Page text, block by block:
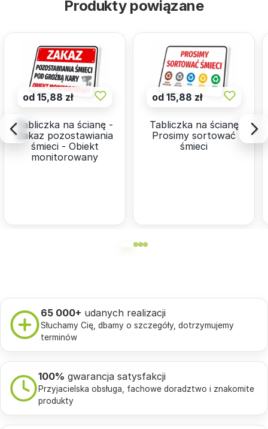
Produkty powiązane
od 15,88 zł
Tabliczka na ścianę -
Zakaz pozostawiania
śmieci - Obiekt
monitorowany
od 15,88 zł
Tabliczka na ścianę
Prosimy sortować
śmieci
65 000+ udanych realizacji
Słuchamy Cię, dbamy o szczegóły, dotrzymujemy
terminów
100% gwarancja satysfakcji
Przyjacielska obsługa, fachowe doradztwo i znakomite
produkty